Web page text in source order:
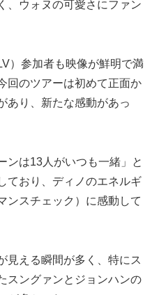
、ウォヌの可愛さにファン
）参加者も映像が鮮明で満
回のツアーは初めて正面か
あり、新たな感動があっ
ンは13人がいつも一緒」と
ており、ディノのエネルギ
ンスチェック）に感動して
見える瞬間が多く、特にス
スングァンとジョンハンの